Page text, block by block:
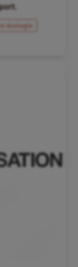
écologie